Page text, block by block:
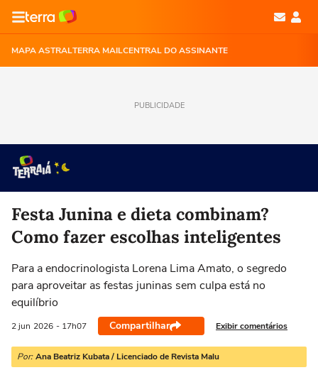
MAPA ASTRALTERRA MAILCENTRAL DO ASSINANTE
PUBLICIDADE
Festa Junina e dieta combinam?
Como fazer escolhas inteligentes
Para a endocrinologista Lorena Lima Amato, o segredo
para aproveitar as festas juninas sem culpa está no
equilíbrio
2 jun 2026 - 17h07 Compartilhar Exibir comentários
Por: Ana Beatriz Kubata / Licenciado de Revista Malu